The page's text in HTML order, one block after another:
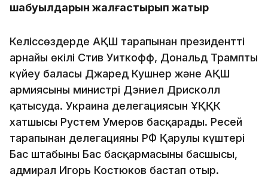
шабуылдарын жалғастырып жатыр
Келіссөздерде АҚШ тарапынан президенттің
арнайы өкілі Стив Уиткофф, Дональд Трамптың
күйеу баласы Джаред Кушнер және АҚШ
армиясының министрі Дэниел Дрисколл
қатысуда. Украина делегациясын ҰҚҚК
хатшысы Рустем Умеров басқарады. Ресей
тарапынан делегацияны РФ Қарулы күштері
Бас штабының Бас басқармасының басшысы,
адмирал Игорь Костюков бастап отыр.